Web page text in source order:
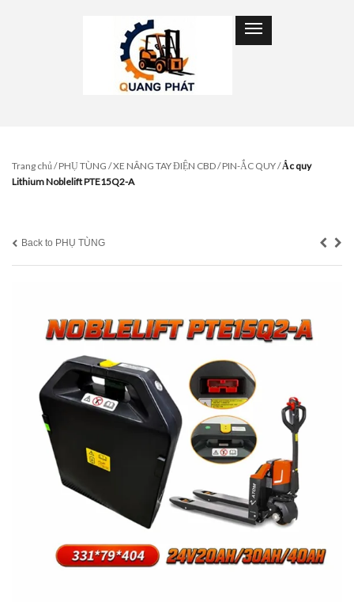
Trang chủ/PHỤ TÙNG /XE NÂNG TAY ĐIỆN CBD/PIN-ẮC QUY/Ắc quy
Lithium Noblelift PTE15Q2-A
Back to PHỤ TÙNG